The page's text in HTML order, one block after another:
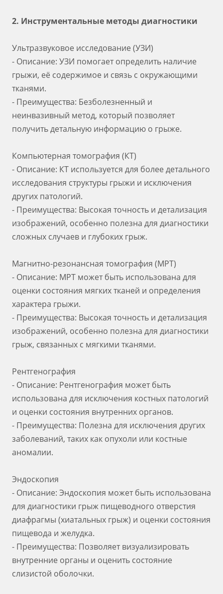
2. Инструментальные методы диагностики
Ультразвуковое исследование (УЗИ)
- Описание: УЗИ помогает определить наличие
грыжи, её содержимое и связь с окружающими
тканями.
- Преимущества: Безболезненный и
неинвазивный метод, который позволяет
получить детальную информацию о грыже.
Компьютерная томография (КТ)
- Описание: КТ используется для более детального
исследования структуры грыжи и исключения
других патологий.
- Преимущества: Высокая точность и детализация
изображений, особенно полезна для диагностики
сложных случаев и глубоких грыж.
Магнитно-резонансная томография (МРТ)
- Описание: МРТ может быть использована для
оценки состояния мягких тканей и определения
характера грыжи.
- Преимущества: Высокая точность и детализация
изображений, особенно полезна для диагностики
грыж, связанных с мягкими тканями.
Рентгенография
- Описание: Рентгенография может быть
использована для исключения костных патологий
и оценки состояния внутренних органов.
- Преимущества: Полезна для исключения других
заболеваний, таких как опухоли или костные
аномалии.
Эндоскопия
- Описание: Эндоскопия может быть использована
для диагностики грыж пищеводного отверстия
диафрагмы (хиатальных грыж) и оценки состояния
пищевода и желудка.
- Преимущества: Позволяет визуализировать
внутренние органы и оценить состояние
слизистой оболочки.